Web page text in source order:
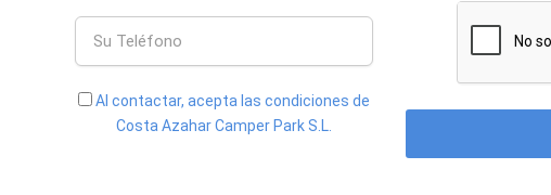
Al contactar, acepta las condiciones de
Costa Azahar Camper Park S.L.